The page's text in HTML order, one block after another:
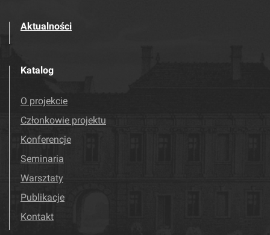
Aktualności
Katalog
O projekcie
Członkowie projektu
Konferencje
Seminaria
Warsztaty
Publikacje
Kontakt